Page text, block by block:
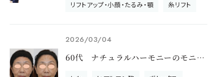
リフトアップ・小顔・たるみ・顎
糸リフト
2026/03/04
60代 ナチュラルハーモニーのモニター様です